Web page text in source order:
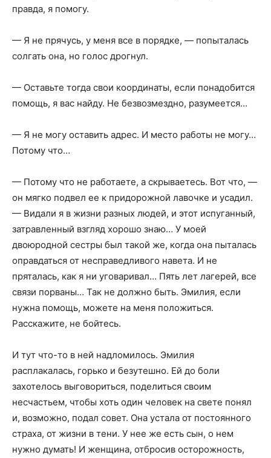
правда, я помогу.
— Я не прячусь, у меня все в порядке, — попыталась
солгать она, но голос дрогнул.
— Оставьте тогда свои координаты, если понадобится
помощь, я вас найду. Не безвозмездно, разумеется…
— Я не могу оставить адрес. И место работы не могу…
Потому что…
— Потому что не работаете, а скрываетесь. Вот что, —
он мягко подвел ее к придорожной лавочке и усадил.
— Видали я в жизни разных людей, и этот испуганный,
затравленный взгляд хорошо знаю… У моей
двоюродной сестры был такой же, когда она пыталась
оправдаться от несправедливого навета. И не
пряталась, как я ни уговаривал… Пять лет лагерей, все
связи порваны… Так не должно быть. Эмилия, если
нужна помощь, можете на меня положиться.
Расскажите, не бойтесь.
И тут что-то в ней надломилось. Эмилия
расплакалась, горько и безутешно. Ей до боли
захотелось выговориться, поделиться своим
несчастьем, чтобы хоть один человек на свете понял
и, возможно, подал совет. Она устала от постоянного
страха, от жизни в тени. У нее же есть сын, о нем
нужно думать! И женщина, отбросив осторожность,